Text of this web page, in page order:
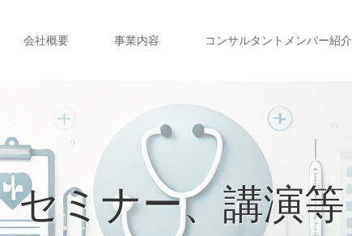
会社概要 事業内容 コンサルタントメンバー紹介
セミナー、講演等